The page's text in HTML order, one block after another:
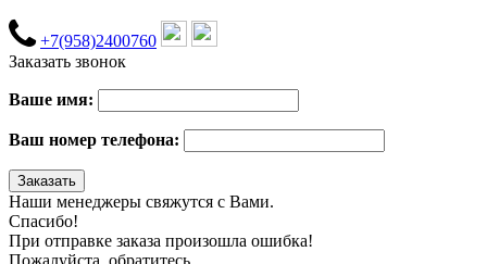
+7(958)2400760
Заказать звонок
Ваше имя:
Ваш номер телефона:
Наши менеджеры свяжутся с Вами.
Спасибо!
При отправке заказа произошла ошибка!
Пожалуйста, обратитесь